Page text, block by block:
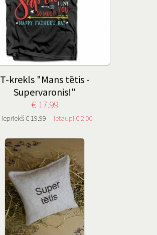
T-krekls "Mans tētis -
Supervaronis!"
€ 17.99
iepriekš € 19.99 ietaupi € 2.00